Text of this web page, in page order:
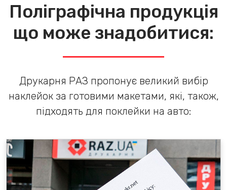
Поліграфічна продукція
що може знадобитися:
Друкарня РАЗ пропонує великий вибір
наклейок за готовими макетами, які, також,
підходять для поклейки на авто: